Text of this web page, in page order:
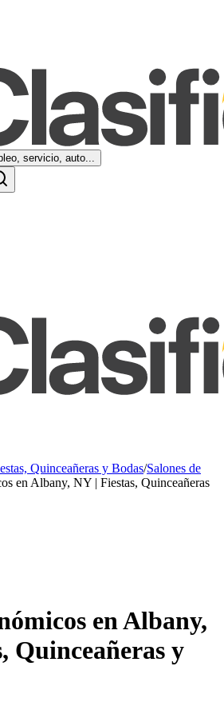
servicio, auto...
Quinceañeras y Bodas/Salones de
en Albany, NY | Fiestas, Quinceañeras
en Albany,
Quinceañeras y